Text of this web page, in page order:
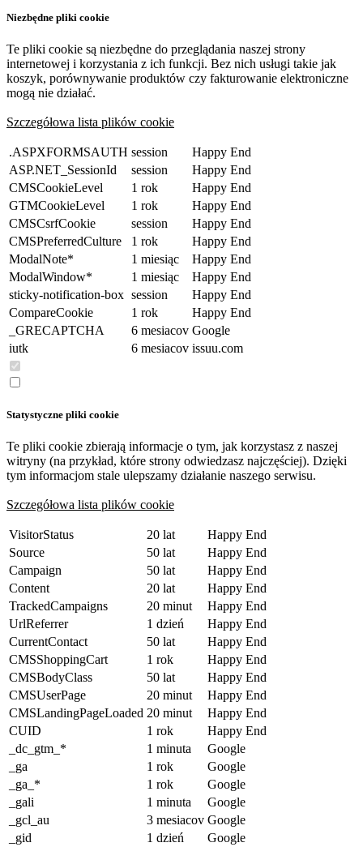
Niezbędne pliki cookie
Te pliki cookie są niezbędne do przeglądania naszej strony
internetowej i korzystania z ich funkcji. Bez nich usługi takie jak
koszyk, porównywanie produktów czy fakturowanie elektroniczne
mogą nie działać.
Szczegółowa lista plików cookie
.ASPXFORMSAUTH session
Happy End
ASP.NET_SessionId
session
Happy End
CMSCookieLevel
1 rok
Happy End
GTMCookieLevel
1 rok
Happy End
CMSCsrfCookie
session
Happy End
CMSPreferredCulture
1 rok
Happy End
ModalNote*
1 miesiąc
Happy End
ModalWindow*
1 miesiąc
Happy End
sticky-notification-box session
Happy End
CompareCookie
1 rok
Happy End
_GRECAPTCHA
6 mesiacov Google
iutk
6 mesiacov issuu.com
Statystyczne pliki cookie
Te pliki cookie zbierają informacje o tym, jak korzystasz z naszej
witryny (na przykład, które strony odwiedzasz najczęściej). Dzięki
tym informacjom stale ulepszamy działanie naszego serwisu.
Szczegółowa lista plików cookie
VisitorStatus 20 lat
Happy End
Source
50 lat
Happy End
Campaign
50 lat
Happy End
Content
20 lat
Happy End
TrackedCampaigns
20 minut
Happy End
UrlReferrer
1 dzień
Happy End
CurrentContact
50 lat
Happy End
CMSShoppingCart
1 rok
Happy End
CMSBodyClass
50 lat
Happy End
CMSUserPage
20 minut
Happy End
CMSLandingPageLoaded 20 minut
Happy End
CUID
1 rok
Happy End
_dc_gtm_*
1 minuta
Google
_ga
1 rok
Google
_ga_*
1 rok
Google
_gali
1 minuta
Google
_gcl_au
3 mesiacov Google
_gid
1 dzień Google